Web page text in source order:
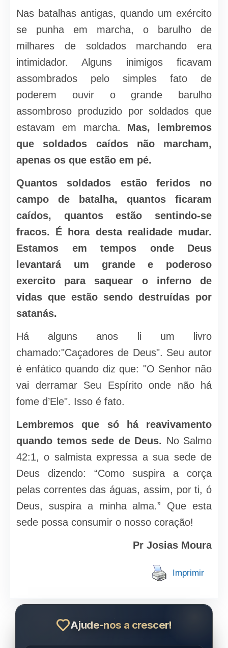
Nas batalhas antigas, quando um exército
se punha em marcha, o barulho de
milhares de soldados marchando era
intimidador. Alguns inimigos ficavam
assombrados pelo simples fato de
poderem ouvir o grande barulho
assombroso produzido por soldados que
estavam em marcha. Mas, lembremos
que soldados caídos não marcham,
apenas os que estão em pé.
Quantos soldados estão feridos no
campo de batalha, quantos ficaram
caídos, quantos estão sentindo-se
fracos. É hora desta realidade mudar.
Estamos em tempos onde Deus
levantará um grande e poderoso
exercito para saquear o inferno de
vidas que estão sendo destruídas por
satanás.
Há alguns anos li um livro
chamado:"Caçadores de Deus". Seu autor
é enfático quando diz que: "O Senhor não
vai derramar Seu Espírito onde não há
fome d’Ele". Isso é fato.
Lembremos que só há reavivamento
quando temos sede de Deus. No Salmo
42:1, o salmista expressa a sua sede de
Deus dizendo: “Como suspira a corça
pelas correntes das águas, assim, por ti, ó
Deus, suspira a minha alma.” Que esta
sede possa consumir o nosso coração!
Pr Josias Moura
Imprimir
Ajude-nos a crescer!